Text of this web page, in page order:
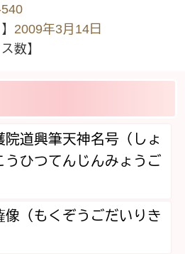
2009年3月14日
数】
道興筆天神名号（しょ
うひつてんじんみょうご
像（もくぞうごだいりき